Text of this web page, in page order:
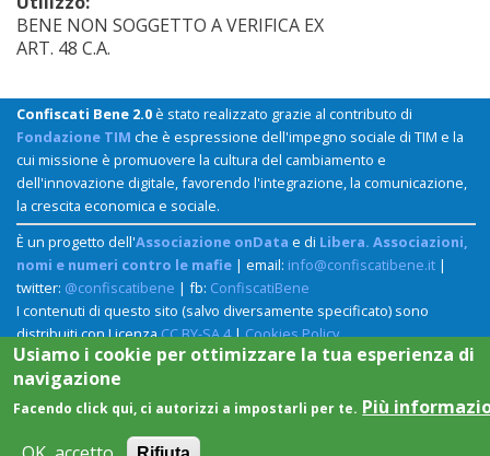
BENE NON SOGGETTO A VERIFICA EX
ART. 48 C.A.
Confiscati Bene 2.0è stato realizzato grazie al contributo di
Fondazione TIM che è espressione dell'impegno sociale di TIM e la
cui missione è promuovere la cultura del cambiamento e
dell'innovazione digitale, favorendo l'integrazione, la comunicazione,
la crescita economica e sociale.
È un progetto dell'Associazione onData e di Libera. Associazioni,
nomi e numeri contro le mafie | email: info@confiscatibene.it |
twitter: @confiscatibene | fb: ConfiscatiBene
I contenuti di questo sito (salvo diversamente specificato) sono
distribuiti con LicenzaCC BY-SA 4|Cookies Policy
Usiamo i cookie per ottimizzare la tua esperienza di
navigazione
Facendo click qui, ci autorizzi a impostarli per te. Più